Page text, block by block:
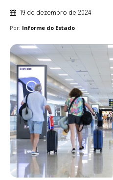
19 de dezembro de 2024
Por: Informe do Estado